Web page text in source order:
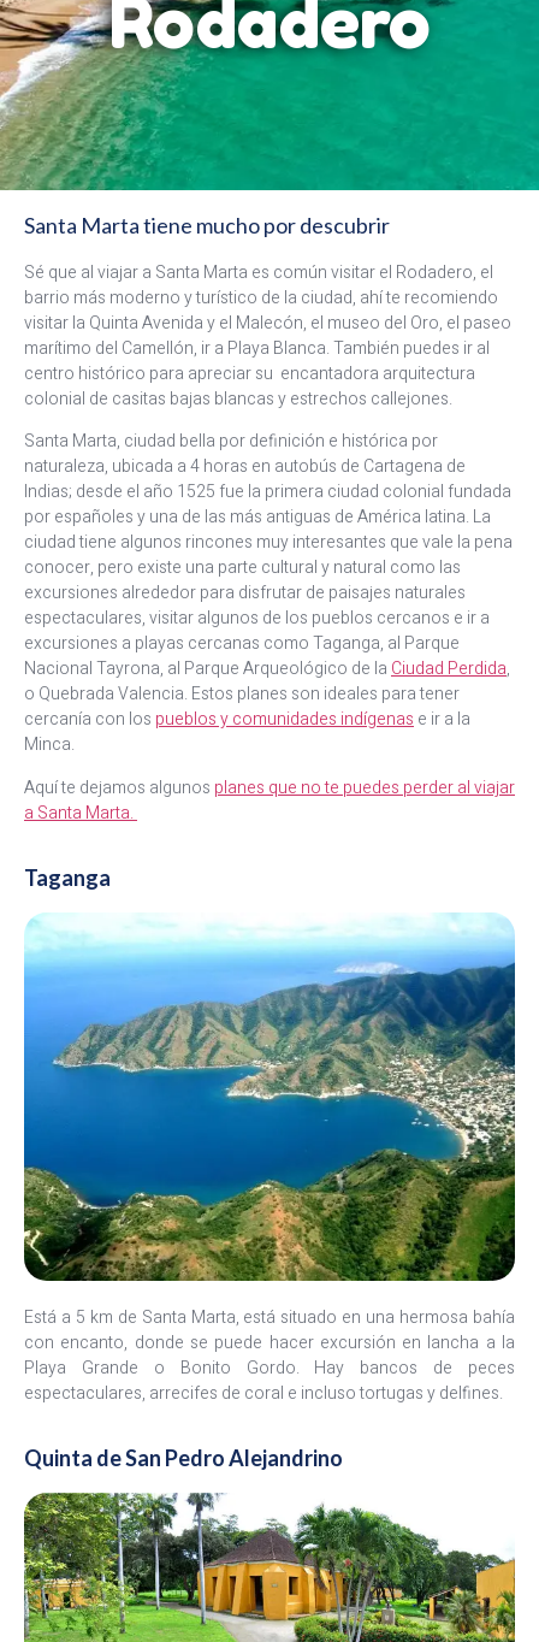
Rodadero
Santa Marta tiene mucho por descubrir
Sé que al viajar a Santa Marta es común visitar el Rodadero, el
barrio más moderno y turístico de la ciudad, ahí te recomiendo
visitar la Quinta Avenida y el Malecón, el museo del Oro, el paseo
marítimo del Camellón, ir a Playa Blanca. También puedes ir al
centro histórico para apreciar su encantadora arquitectura
colonial de casitas bajas blancas y estrechos callejones.
Santa Marta, ciudad bella por definición e histórica por
naturaleza, ubicada a 4 horas en autobús de Cartagena de
Indias; desde el año 1525 fue la primera ciudad colonial fundada
por españoles y una de las más antiguas de América latina. La
ciudad tiene algunos rincones muy interesantes que vale la pena
conocer, pero existe una parte cultural y natural como las
excursiones alrededor para disfrutar de paisajes naturales
espectaculares, visitar algunos de los pueblos cercanos e ir a
excursiones a playas cercanas como Taganga, al Parque
Nacional Tayrona, al Parque Arqueológico de laCiudad Perdida,
o Quebrada Valencia. Estos planes son ideales para tener
cercanía con los pueblos y comunidades indígenase ir a la
Minca.
Aquí te dejamos algunos planes que no te puedes perder al viajar
a Santa Marta.
Taganga
Está a 5 km de Santa Marta, está situado en una hermosa bahía
con encanto, donde se puede hacer excursión en lancha a la
Playa Grande o Bonito Gordo. Hay bancos de peces
espectaculares, arrecifes de coral e incluso tortugas y delfines.
Quinta de San Pedro Alejandrino